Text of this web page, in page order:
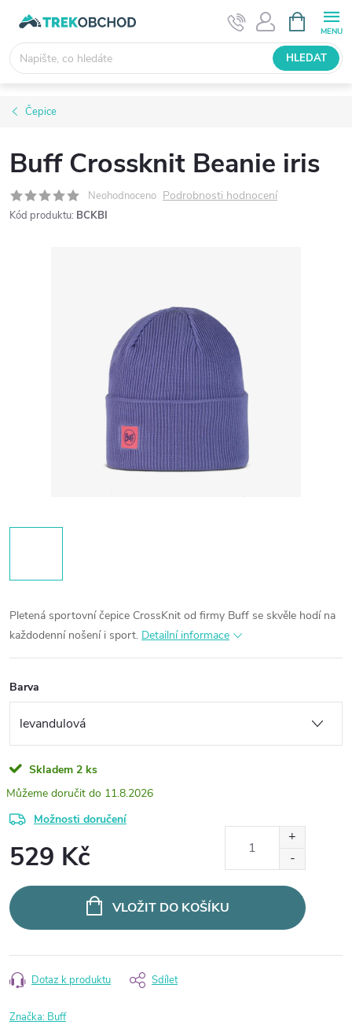
obsah
NÁKUPNÍ
KOŠÍK
HLEDAT
Čepice
Buff Crossknit Beanie iris
Neohodnoceno Podrobnosti hodnocení
Kód produktu: BCKBI
Pletená sportovní čepice CrossKnit od firmy Buff se skvěle hodí na
každodenní nošení i sport. Detailní informace
Barva
Skladem 2 ks
11.8.2026
Možnosti doručení
529 Kč
cena:
VLOŽIT DO KOŠÍKU
Dotaz k produktu Sdílet
Značka: Buff